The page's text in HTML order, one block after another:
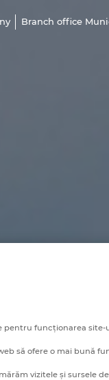
Branch office
pentru funcționarea site-
să ofere o mai bună
vizitele și sursele